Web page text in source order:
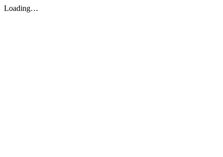
Loading…